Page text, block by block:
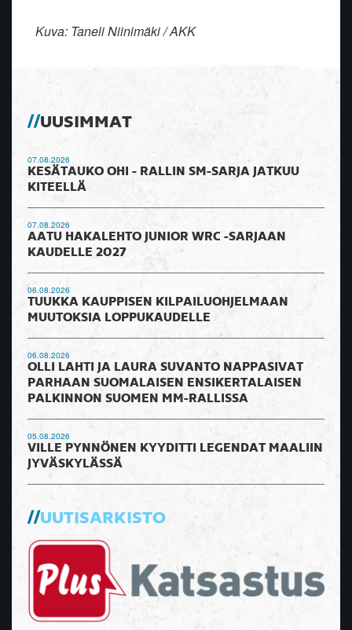
Kuva: Taneli Niinimäki / AKK
UUSIMMAT
07.08.2026
KESÄTAUKO OHI - RALLIN SM-SARJA JATKUU
KITEELLÄ
07.08.2026
AATU HAKALEHTO JUNIOR WRC -SARJAAN
KAUDELLE 2027
06.08.2026
TUUKKA KAUPPISEN KILPAILUOHJELMAAN
MUUTOKSIA LOPPUKAUDELLE
06.08.2026
OLLI LAHTI JA LAURA SUVANTO NAPPASIVAT
PARHAAN SUOMALAISEN ENSIKERTALAISEN
PALKINNON SUOMEN MM-RALLISSA
05.08.2026
VILLE PYNNÖNEN KYYDITTI LEGENDAT MAALIIN
JYVÄSKYLÄSSÄ
UUTISARKISTO